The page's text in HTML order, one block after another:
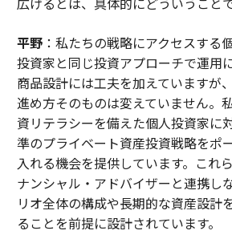
平野：私たちの戦略にアクセスする
投資家と同じ投資アプローチで運用
商品設計には工夫を加えていますが
進め方そのものは変えていません。
資リテラシーを備えた個人投資家に
準のプライベート資産投資戦略をポ
入れる機会を提供しています。これ
ナンシャル・アドバイザーと連携し
リオ全体の構成や長期的な資産設計
ることを前提に設計されています。